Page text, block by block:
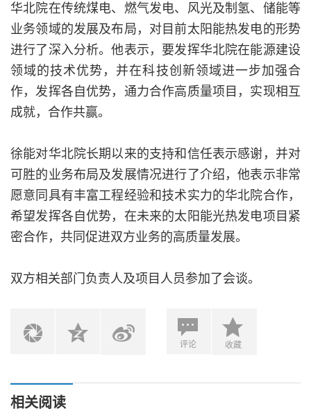
华北院在传统煤电、燃气发电、风光及制氢、储能等
业务领域的发展及布局，对目前太阳能热发电的形势
进行了深入分析。他表示，要发挥华北院在能源建设
领域的技术优势，并在科技创新领域进一步加强合
作，发挥各自优势，通力合作高质量项目，实现相互
成就，合作共赢。
徐能对华北院长期以来的支持和信任表示感谢，并对
可胜的业务布局及发展情况进行了介绍，他表示非常
愿意同具有丰富工程经验和技术实力的华北院合作，
希望发挥各自优势，在未来的太阳能光热发电项目紧
密合作，共同促进双方业务的高质量发展。
双方相关部门负责人及项目人员参加了会谈。
评论 收藏
相关阅读